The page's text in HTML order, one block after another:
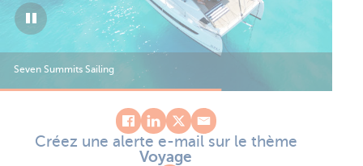
Seven Summits Sailing
Créez une alerte e-mail sur le thème
Voyage